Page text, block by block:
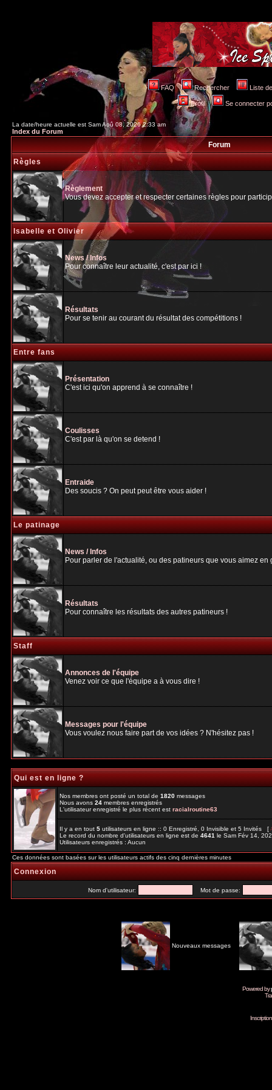
FAQ Rechercher Liste
Profil Se connecter
La date/heure actuelle est Sam Aoû 08, 2026 2:33 am
Index du Forum
Forum
Règles
Règlement
Vous devez accepter et respecter certaines règles pour
Isabelle et Olivier
News / Infos
Pour connaître leur actualité, c'est par ici !
Résultats
Pour se tenir au courant du résultat des compétitions !
Entre fans
Présentation
C'est ici qu'on apprend à se connaître !
Coulisses
C'est par là qu'on se detend !
Entraide
Des soucis ? On peut peut être vous aider !
Le patinage
News / Infos
Pour parler de l'actualité, ou des patineurs que vous aimez
Résultats
Pour connaître les résultats des autres patineurs !
Staff
Annonces de l'équipe
Venez voir ce que l'équipe a à vous dire !
Messages pour l'équipe
Vous voulez nous faire part de vos idées ? N'hésitez pas !
Qui est en ligne ?
Nos membres ont posté un total de1820messages
Nous avons24membres enregistrés
L'utilisateur enregistré le plus récent estracialroutine63
Il y a en tout5utilisateurs en ligne :: 0 Enregistré, 0 Invisible et 5 Invités [
Le record du nombre d'utilisateurs en ligne est de4641le Sam Fév 14,
Utilisateurs enregistrés : Aucun
Ces données sont basées sur les utilisateurs actifs des cinq dernières minutes
Connexion
Nom d'utilisateur: Mot de passe:
Nouveaux messages
Powered by